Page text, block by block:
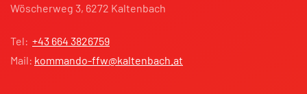
Wöscherweg 3, 6272 Kaltenbach
Tel: +43 664 3826759
Mail: kommando-ffw@kaltenbach.at